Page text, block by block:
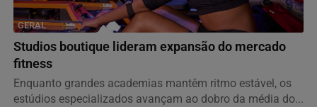
GERAL
Studios boutique lideram expansão do mercado
fitness
Enquanto grandes academias mantêm ritmo estável, os
estúdios especializados avançam ao dobro da média do...